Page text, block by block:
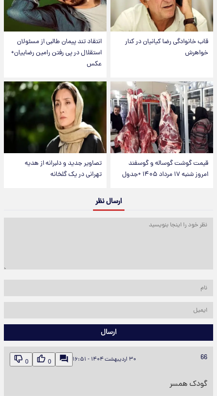
قاب خانوادگی رضا کیانیان در کنار
خواهرش
انتقاد تند پیمان طالبی از مسئولان
استقلال در پی رفتن رامین رضاییان+
عکس
قیمت گوشت گوساله و گوسفند
امروز شنبه ۱۷ مرداد ۱۴۰۵ +جدول
تصاویر جدید و دلبرانه از هدیه
تهرانی در یک گلخانه
ارسال نظر
ارسال
66 ۳۰ اردیبهشت ۱۴۰۴ - ۱۶:۵۱ 0
0
گودک همسر